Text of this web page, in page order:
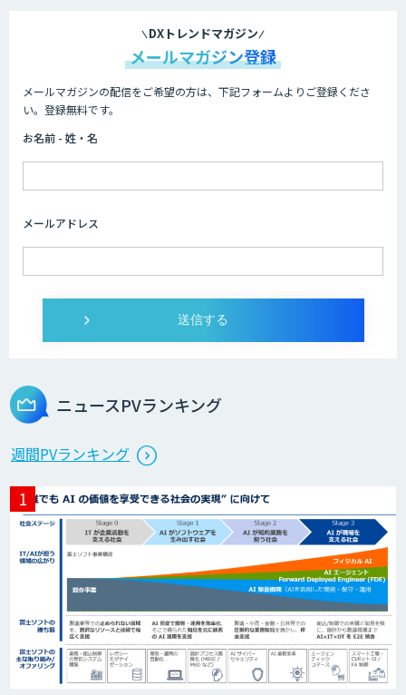
DXトレンドマガジン
メールマガジン登録
メールマガジンの配信をご希望の方は、下記フォームよりご登録くださ
い。登録無料です。
お名前 - 姓・名
メールアドレス
ニュースPVランキング
週間PVランキング